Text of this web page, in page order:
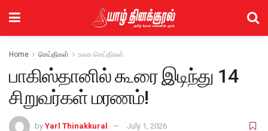
Home செய்திகள் உலக செய்திகள்
பாகிஸ்தானில் கூரை இடிந்து 14
சிறுவர்கள் மரணம்!
by Yarl Thinakkural July 1, 2026